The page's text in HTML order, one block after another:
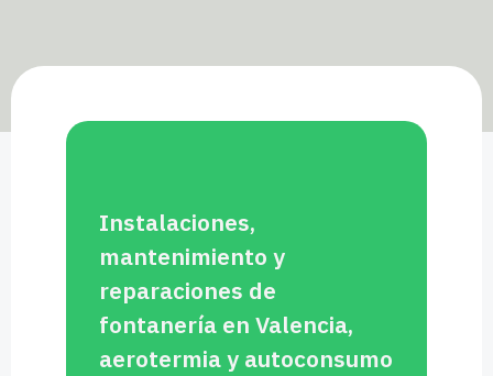
Instalaciones,
mantenimiento y
reparaciones de
fontanería en Valencia,
aerotermia y autoconsumo